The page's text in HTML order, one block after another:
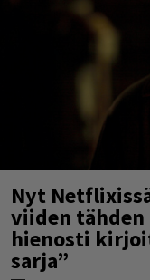
Nyt
viiden tähden
hienosti
sarja”